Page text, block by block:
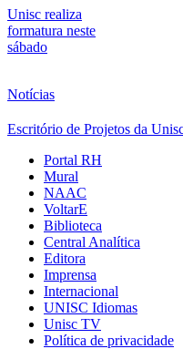
Unisc realiza
formatura neste
sábado
Notícias
Escritório de Projetos da
Portal RH
Mural
NAAC
VoltarE
Biblioteca
Central Analítica
Editora
Imprensa
Internacional
UNISC Idiomas
Unisc TV
Política de privacidade